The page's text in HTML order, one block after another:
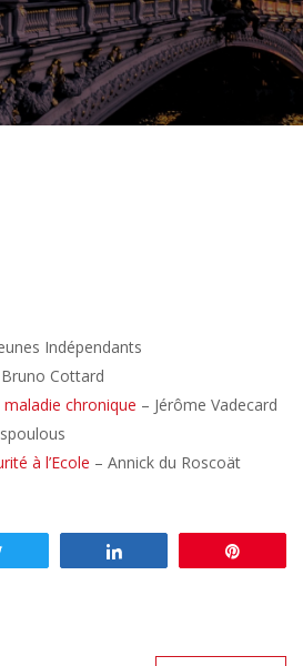
Indépendants
Cottard
maladie chronique – Jérôme Vadecard
à l’Ecole – Annick du Roscoät